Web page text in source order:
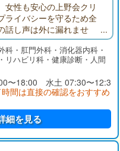
女性も安心の上野会クリ
ライバシーを守るため全
話し声は外に漏れませ
熟練した検査スタッフと
ィ室、超音波検査室な
い点滴室。狭くて堅い点
クライニングシートを
・肛門外科・消化器内科・
リハビリ科・健康診断・人間
〜18:00 水土 07:30〜12:3
間は直接の確認をおすすめ
細を見る